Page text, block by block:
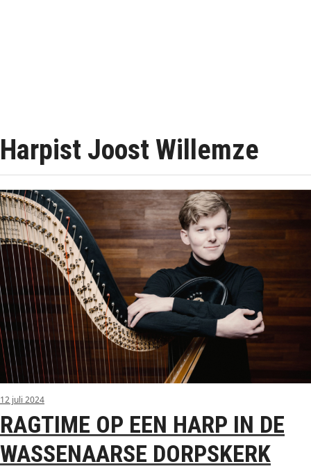
Harpist Joost Willemze
12 juli 2024
RAGTIME OP EEN HARP IN DE
WASSENAARSE DORPSKERK